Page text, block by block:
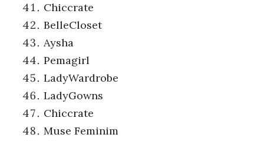
Chiccrate
BelleCloset
Aysha
Pemagirl
LadyWardrobe
LadyGowns
Chiccrate
Muse Feminim